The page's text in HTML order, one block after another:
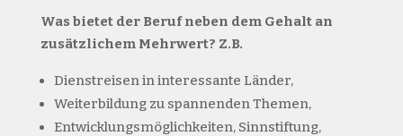
Was bietet der Beruf neben dem Gehalt an
zusätzlichem Mehrwert? Z.B.
Dienstreisen in interessante Länder,
Weiterbildung zu spannenden Themen,
Entwicklungsmöglichkeiten, Sinnstiftung,